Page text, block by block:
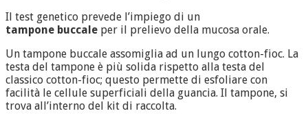
Il test genetico prevede l’impiego di un
tampone buccale per il prelievo della mucosa orale.
Un tampone buccale assomiglia ad un lungo cotton-fioc. La
testa del tampone è più solida rispetto alla testa del
classico cotton-fioc; questo permette di esfoliare con
facilità le cellule superficiali della guancia. Il tampone, si
trova all’interno del kit di raccolta.